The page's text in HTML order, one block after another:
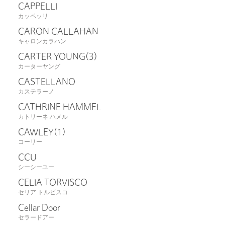
CAPPELLI
カッペッリ
CARON CALLAHAN
キャロンカラハン
CARTER YOUNG(3)
カーターヤング
CASTELLANO
カステラーノ
CATHRINE HAMMEL
カトリーネ ハメル
CAWLEY (1)
コーリー
CCU
シーシーユー
CELIA TORVISCO
セリア トルビスコ
Cellar Door
セラードアー